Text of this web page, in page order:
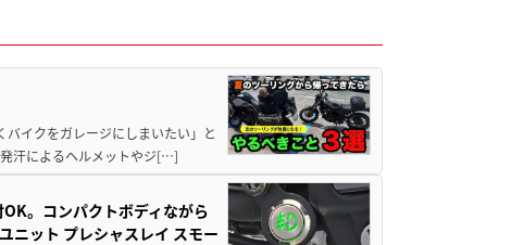
イクをガレージにしまいたい」と
汗によるヘルメットやジ[…]
。コンパクトボディながら
ニット プレシャスレイ スモー